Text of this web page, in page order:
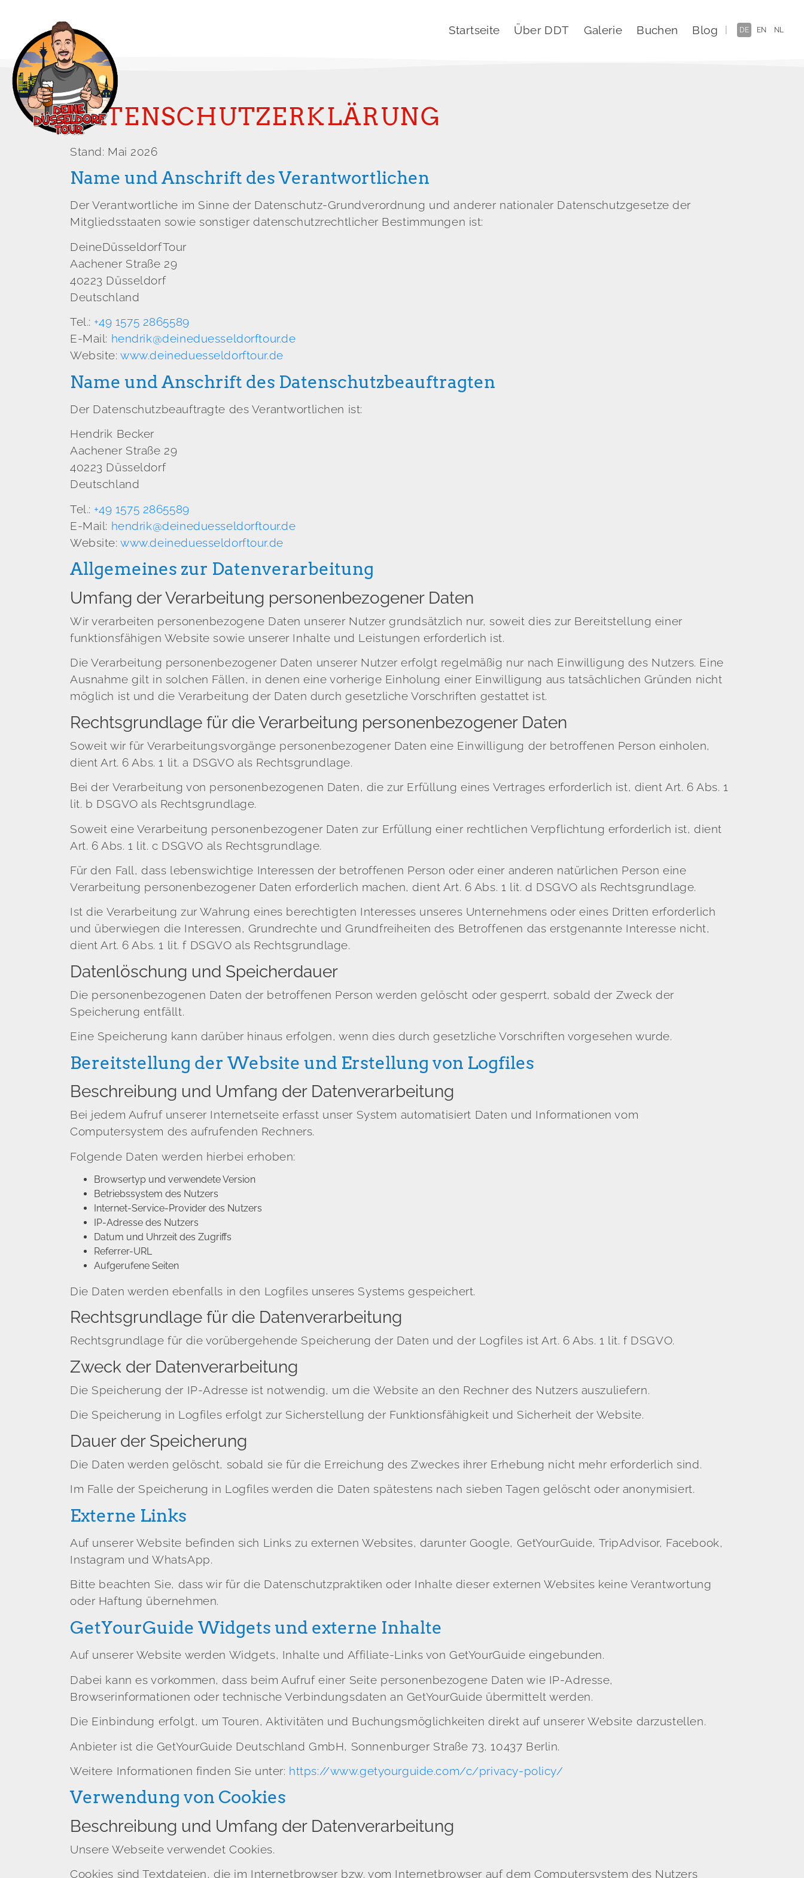
Startseite Über DDT Galerie Buchen Blog DE EN NL
DATENSCHUTZERKLÄRUNG
Stand: Mai 2026
Name und Anschrift des Verantwortlichen
Der Verantwortliche im Sinne der Datenschutz-Grundverordnung und anderer nationaler Datenschutzgesetze der
Mitgliedsstaaten sowie sonstiger datenschutzrechtlicher Bestimmungen ist:
DeineDüsseldorfTour
Aachener Straße 29
40223 Düsseldorf
Deutschland
Tel.: +49 1575 2865589
E-Mail: hendrik@deineduesseldorftour.de
Website:www.deineduesseldorftour.de
Name und Anschrift des Datenschutzbeauftragten
Der Datenschutzbeauftragte des Verantwortlichen ist:
Hendrik Becker
Aachener Straße 29
40223 Düsseldorf
Deutschland
Tel.: +49 1575 2865589
E-Mail: hendrik@deineduesseldorftour.de
Website:www.deineduesseldorftour.de
Allgemeines zur Datenverarbeitung
Umfang der Verarbeitung personenbezogener Daten
Wir verarbeiten personenbezogene Daten unserer Nutzer grundsätzlich nur, soweit dies zur Bereitstellung einer
funktionsfähigen Website sowie unserer Inhalte und Leistungen erforderlich ist.
Die Verarbeitung personenbezogener Daten unserer Nutzer erfolgt regelmäßig nur nach Einwilligung des Nutzers. Eine
Ausnahme gilt in solchen Fällen, in denen eine vorherige Einholung einer Einwilligung aus tatsächlichen Gründen nicht
möglich ist und die Verarbeitung der Daten durch gesetzliche Vorschriften gestattet ist.
Rechtsgrundlage für die Verarbeitung personenbezogener Daten
Soweit wir für Verarbeitungsvorgänge personenbezogener Daten eine Einwilligung der betroffenen Person einholen,
dient Art. 6 Abs. 1 lit. a DSGVO als Rechtsgrundlage.
Bei der Verarbeitung von personenbezogenen Daten, die zur Erfüllung eines Vertrages erforderlich ist, dient Art. 6 Abs. 1
lit. b DSGVO als Rechtsgrundlage.
Soweit eine Verarbeitung personenbezogener Daten zur Erfüllung einer rechtlichen Verpflichtung erforderlich ist, dient
Art. 6 Abs. 1 lit. c DSGVO als Rechtsgrundlage.
Für den Fall, dass lebenswichtige Interessen der betroffenen Person oder einer anderen natürlichen Person eine
Verarbeitung personenbezogener Daten erforderlich machen, dient Art. 6 Abs. 1 lit. d DSGVO als Rechtsgrundlage.
Ist die Verarbeitung zur Wahrung eines berechtigten Interesses unseres Unternehmens oder eines Dritten erforderlich
und überwiegen die Interessen, Grundrechte und Grundfreiheiten des Betroffenen das erstgenannte Interesse nicht,
dient Art. 6 Abs. 1 lit. f DSGVO als Rechtsgrundlage.
Datenlöschung und Speicherdauer
Die personenbezogenen Daten der betroffenen Person werden gelöscht oder gesperrt, sobald der Zweck der
Speicherung entfällt.
Eine Speicherung kann darüber hinaus erfolgen, wenn dies durch gesetzliche Vorschriften vorgesehen wurde.
Bereitstellung der Website und Erstellung von Logfiles
Beschreibung und Umfang der Datenverarbeitung
Bei jedem Aufruf unserer Internetseite erfasst unser System automatisiert Daten und Informationen vom
Computersystem des aufrufenden Rechners.
Folgende Daten werden hierbei erhoben:
Browsertyp und verwendete Version
Betriebssystem des Nutzers
Internet-Service-Provider des Nutzers
IP-Adresse des Nutzers
Datum und Uhrzeit des Zugriffs
Referrer-URL
Aufgerufene Seiten
Die Daten werden ebenfalls in den Logfiles unseres Systems gespeichert.
Rechtsgrundlage für die Datenverarbeitung
Rechtsgrundlage für die vorübergehende Speicherung der Daten und der Logfiles ist Art. 6 Abs. 1 lit. f DSGVO.
Zweck der Datenverarbeitung
Die Speicherung der IP-Adresse ist notwendig, um die Website an den Rechner des Nutzers auszuliefern.
Die Speicherung in Logfiles erfolgt zur Sicherstellung der Funktionsfähigkeit und Sicherheit der Website.
Dauer der Speicherung
Die Daten werden gelöscht, sobald sie für die Erreichung des Zweckes ihrer Erhebung nicht mehr erforderlich sind.
Im Falle der Speicherung in Logfiles werden die Daten spätestens nach sieben Tagen gelöscht oder anonymisiert.
Externe Links
Auf unserer Website befinden sich Links zu externen Websites, darunter Google, GetYourGuide, TripAdvisor, Facebook,
Instagram und WhatsApp.
Bitte beachten Sie, dass wir für die Datenschutzpraktiken oder Inhalte dieser externen Websites keine Verantwortung
oder Haftung übernehmen.
GetYourGuide Widgets und externe Inhalte
Auf unserer Website werden Widgets, Inhalte und Affiliate-Links von GetYourGuide eingebunden.
Dabei kann es vorkommen, dass beim Aufruf einer Seite personenbezogene Daten wie IP-Adresse,
Browserinformationen oder technische Verbindungsdaten an GetYourGuide übermittelt werden.
Die Einbindung erfolgt, um Touren, Aktivitäten und Buchungsmöglichkeiten direkt auf unserer Website darzustellen.
Anbieter ist die GetYourGuide Deutschland GmbH, Sonnenburger Straße 73, 10437 Berlin.
Weitere Informationen finden Sie unter: https://www.getyourguide.com/c/privacy-policy/
Verwendung von Cookies
Beschreibung und Umfang der Datenverarbeitung
Unsere Webseite verwendet Cookies.
Cookies sind Textdateien, die im Internetbrowser bzw. vom Internetbrowser auf dem Computersystem des Nutzers